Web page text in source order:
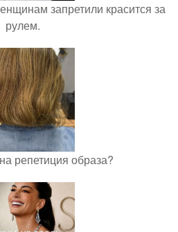
запретили красится за
рулем.
репетиция образа?